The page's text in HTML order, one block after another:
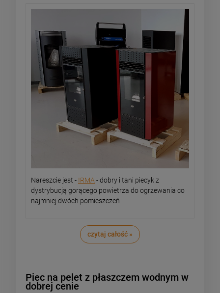
Nareszcie jest - IRMA- dobry i tani piecyk z
dystrybucją gorącego powietrza do ogrzewania co
najmniej dwóch pomieszczeń
czytaj całość »
Piec na pelet z płaszczem wodnym w
dobrej cenie